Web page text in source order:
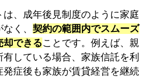
は、成年後見制度のように家庭
なく、契約の範囲内でスムーズ
却できることです。例えば、親
している場合、家族信託を利
発症後も家族が賃貸経営を継続